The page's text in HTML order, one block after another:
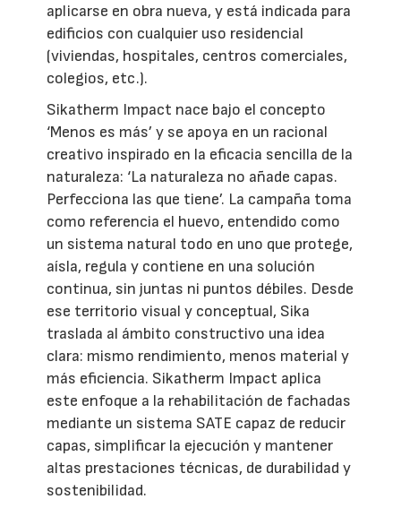
aplicarse en obra nueva, y está indicada para
edificios con cualquier uso residencial
(viviendas, hospitales, centros comerciales,
colegios, etc.).
Sikatherm Impact nace bajo el concepto
‘Menos es más’ y se apoya en un racional
creativo inspirado en la eficacia sencilla de la
naturaleza: ‘La naturaleza no añade capas.
Perfecciona las que tiene’. La campaña toma
como referencia el huevo, entendido como
un sistema natural todo en uno que protege,
aísla, regula y contiene en una solución
continua, sin juntas ni puntos débiles. Desde
ese territorio visual y conceptual, Sika
traslada al ámbito constructivo una idea
clara: mismo rendimiento, menos material y
más eficiencia. Sikatherm Impact aplica
este enfoque a la rehabilitación de fachadas
mediante un sistema SATE capaz de reducir
capas, simplificar la ejecución y mantener
altas prestaciones técnicas, de durabilidad y
sostenibilidad.